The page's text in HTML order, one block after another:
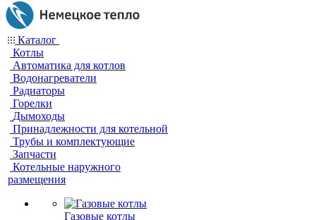
Каталог
Котлы
Автоматика для котлов
Водонагреватели
Радиаторы
Горелки
Дымоходы
Принадлежности для котельной
Трубы и комплектующие
Запчасти
Котельные наружного
размещения
Газовые котлы